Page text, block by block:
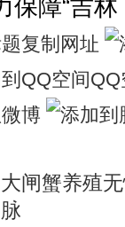
保障“吉林
复制网址
博
闸蟹养殖无